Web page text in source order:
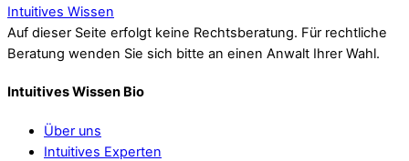
Intuitives Wissen
Auf dieser Seite erfolgt keine Rechtsberatung. Für rechtliche
Beratung wenden Sie sich bitte an einen Anwalt Ihrer Wahl.
Intuitives Wissen Bio
Über uns
Intuitives Experten